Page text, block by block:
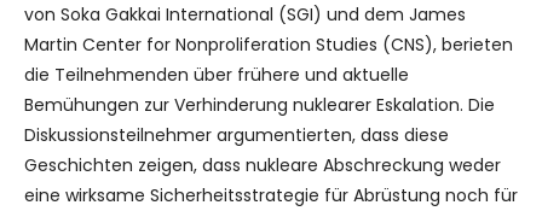
von Soka Gakkai International (SGI) und dem James
Martin Center for Nonproliferation Studies (CNS), berieten
die Teilnehmenden über frühere und aktuelle
Bemühungen zur Verhinderung nuklearer Eskalation. Die
Diskussionsteilnehmer argumentierten, dass diese
Geschichten zeigen, dass nukleare Abschreckung weder
eine wirksame Sicherheitsstrategie für Abrüstung noch für